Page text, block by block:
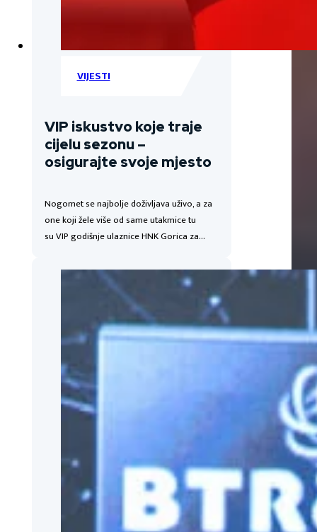
VIJESTI
VIP iskustvo koje traje
cijelu sezonu –
osigurajte svoje mjesto
Nogomet se najbolje doživljava uživo, a za
one koji žele više od same utakmice tu
su VIP godišnje ulaznice HNK Gorica za…